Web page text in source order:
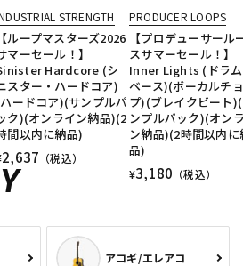
STRENGTH
【ループマスターズ2026
マーセール！】
Hardcore (シ
スター・ハードコア)
ードコア)(サンプルパ
ク)(オンライン納品)(2
間以内に納品)
2,637 （税込）
PRODUCER LOOPS
【プロデューサール
スサマーセール！】
Inner Lights (ドラ
ベース)(ボーカルチ
プ)(ブレイクビート
ンプルパック)(オン
ン納品)(2時間以内に
品)
¥3,180 （税込）
アコギ/エレアコ